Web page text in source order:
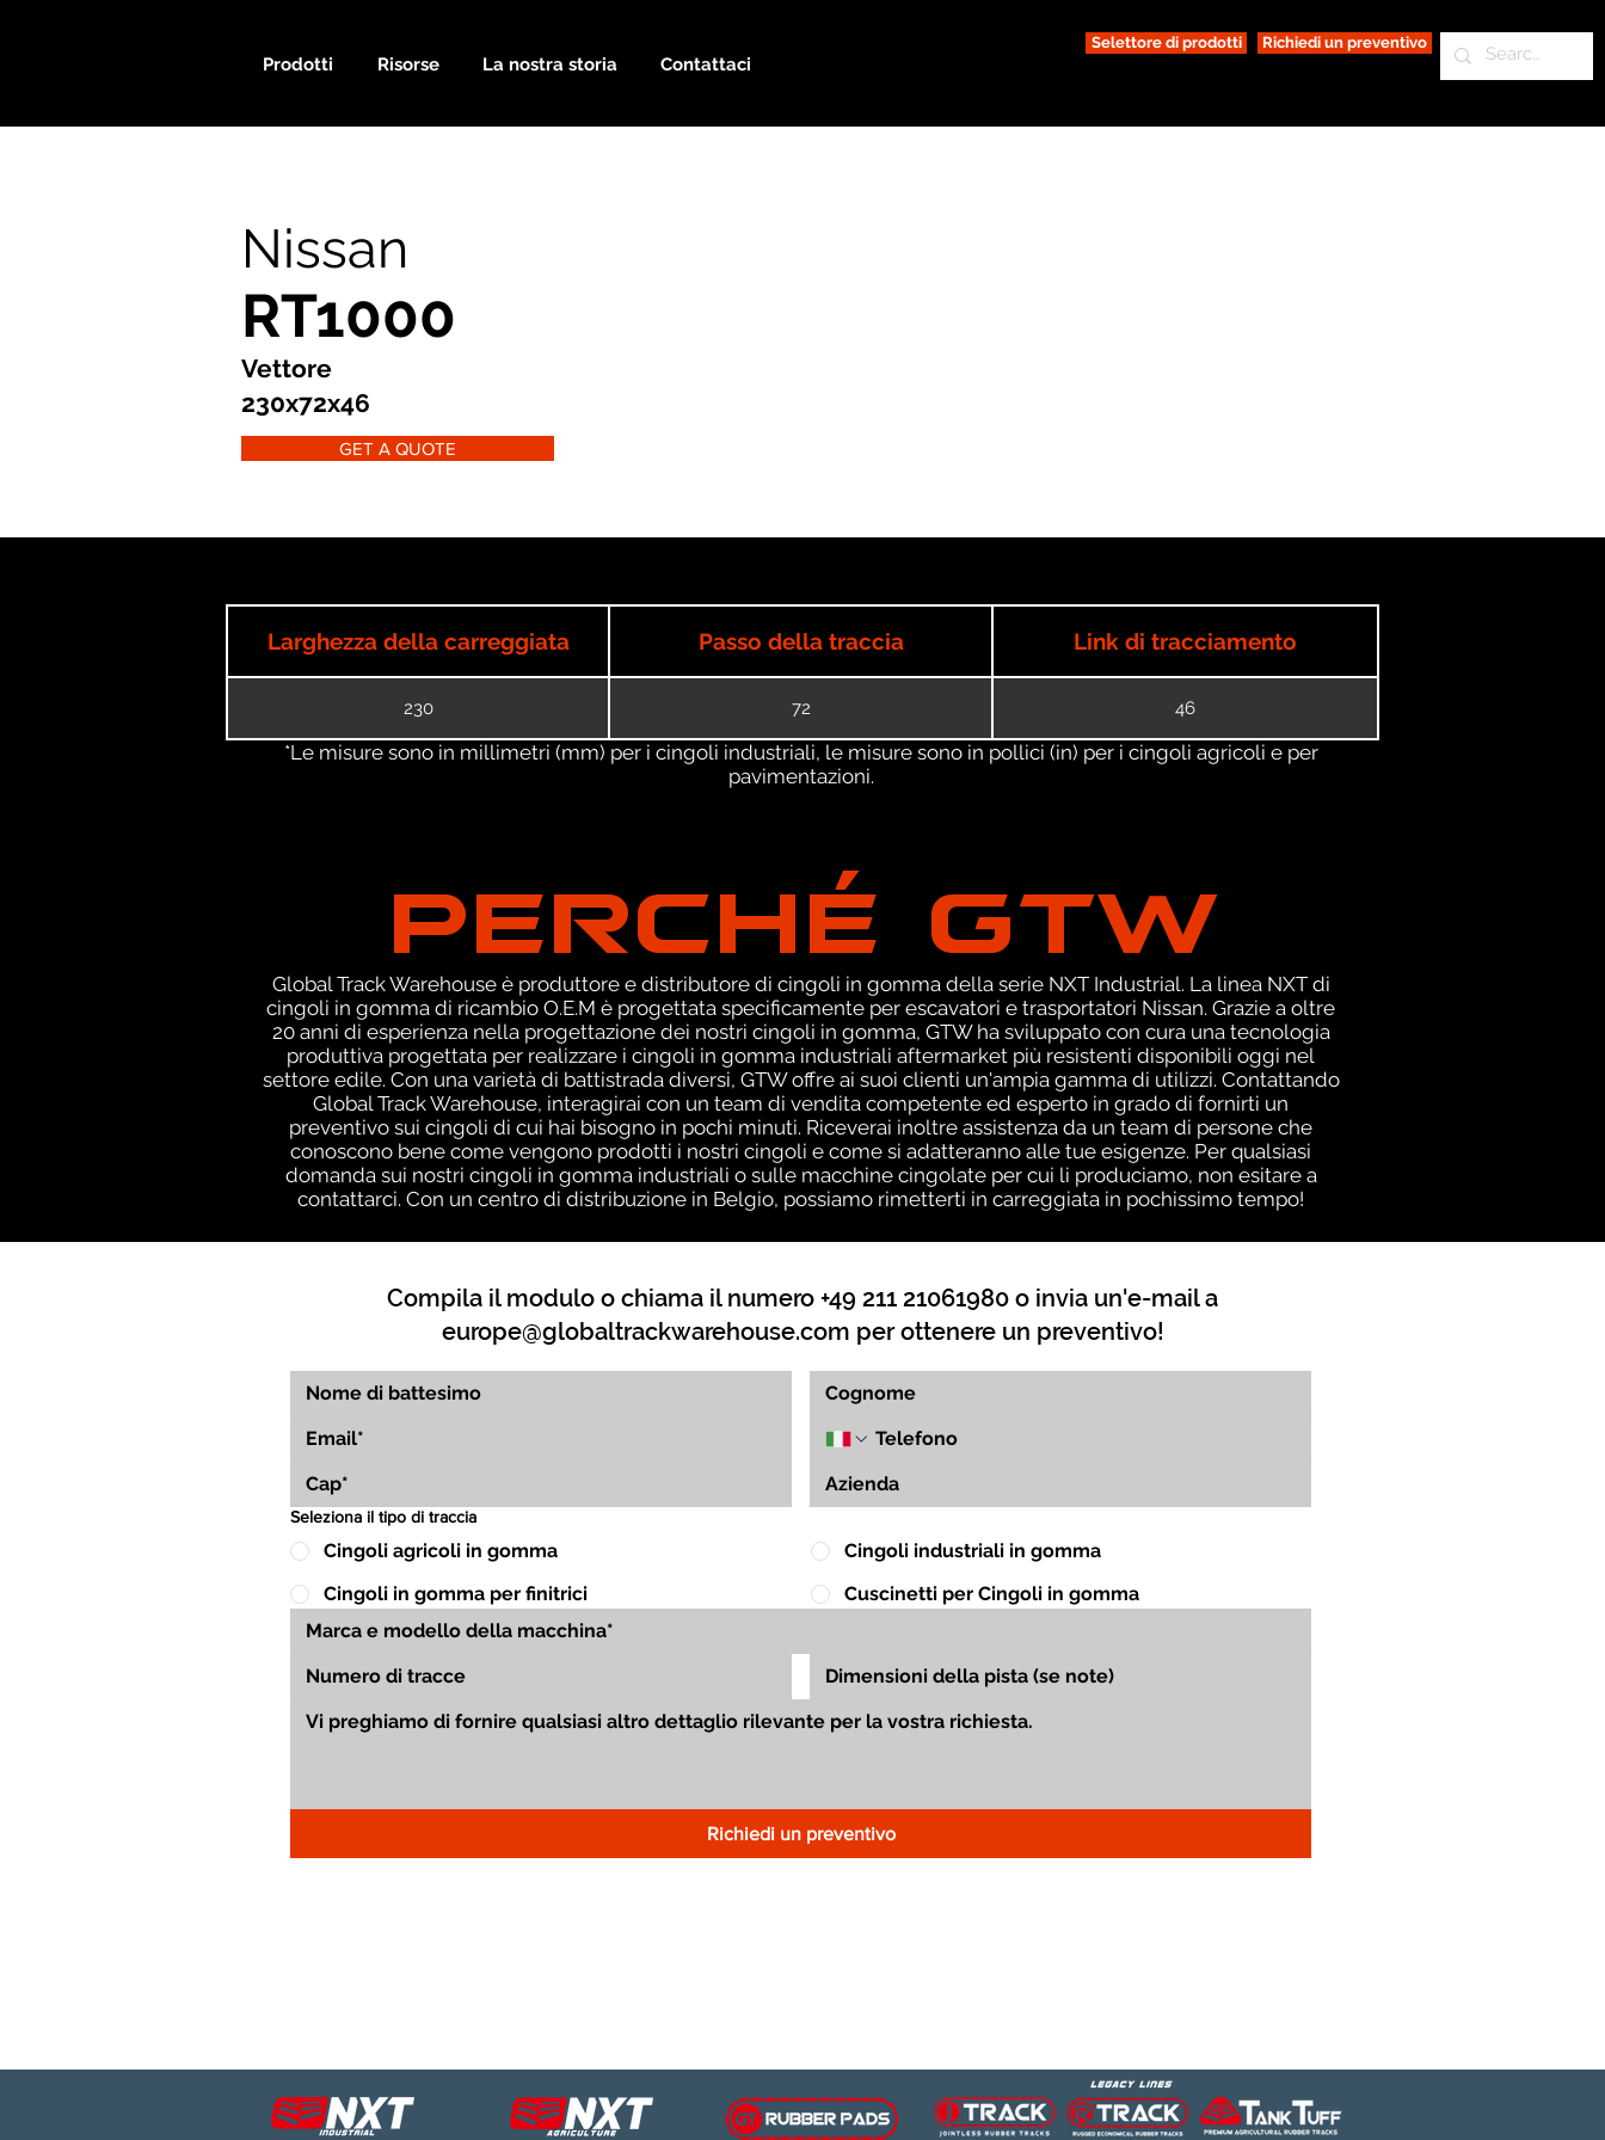
Prodotti Risorse La nostra storia Contattaci
Selettore di prodotti Richiedi un preventivo
Nissan
RT1000
Vettore
230x72x46
GET A QUOTE
Larghezza della carreggiata Passo della traccia Link di tracciamento
230 72 46
*Le misure sono in millimetri (mm) per i cingoli industriali, le misure sono in pollici (in) per i cingoli agricoli e per
pavimentazioni.
PERCHÉ GTW
Global Track Warehouse è produttore e distributore di cingoli in gomma della serie NXT Industrial. La linea NXT di
cingoli in gomma di ricambio O.E.M è progettata specificamente per escavatori e trasportatori Nissan. Grazie a oltre
20 anni di esperienza nella progettazione dei nostri cingoli in gomma, GTW ha sviluppato con cura una tecnologia
produttiva progettata per realizzare i cingoli in gomma industriali aftermarket più resistenti disponibili oggi nel
settore edile. Con una varietà di battistrada diversi, GTW offre ai suoi clienti un'ampia gamma di utilizzi. Contattando
Global Track Warehouse, interagirai con un team di vendita competente ed esperto in grado di fornirti un
preventivo sui cingoli di cui hai bisogno in pochi minuti. Riceverai inoltre assistenza da un team di persone che
conoscono bene come vengono prodotti i nostri cingoli e come si adatteranno alle tue esigenze. Per qualsiasi
domanda sui nostri cingoli in gomma industriali o sulle macchine cingolate per cui li produciamo, non esitare a
contattarci. Con un centro di distribuzione in Belgio, possiamo rimetterti in carreggiata in pochissimo tempo!
Compila il modulo o chiama il numero +49 211 21061980 o invia un'e-mail a
europe@globaltrackwarehouse.com per ottenere un preventivo!
Seleziona il tipo di traccia
Cingoli agricoli in gomma
Cingoli industriali in gomma
Cingoli in gomma per finitrici
Cuscinetti per Cingoli in gomma
Richiedi un preventivo